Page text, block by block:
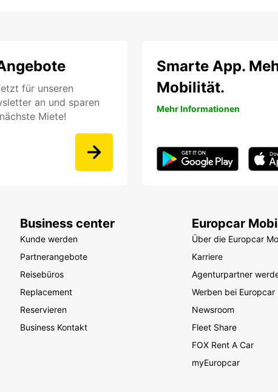
für unseren
an und sparen
Miete!
Smarte App.
Mobilität.
Mehr Informationen
Business center
Kunde werden
Partnerangebote
Reisebüros
Replacement
Reservieren
Business Kontakt
Europcar
Über die Europcar
Karriere
Agenturpartner
Werben bei Europcar
Newsroom
Fleet Share
FOX Rent A Car
myEuropcar